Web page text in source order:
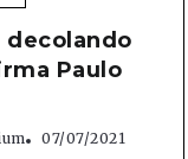
decolando
Paulo
07/07/2021